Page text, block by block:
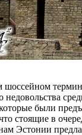
недовольства
были
стоящие в
Эстонии